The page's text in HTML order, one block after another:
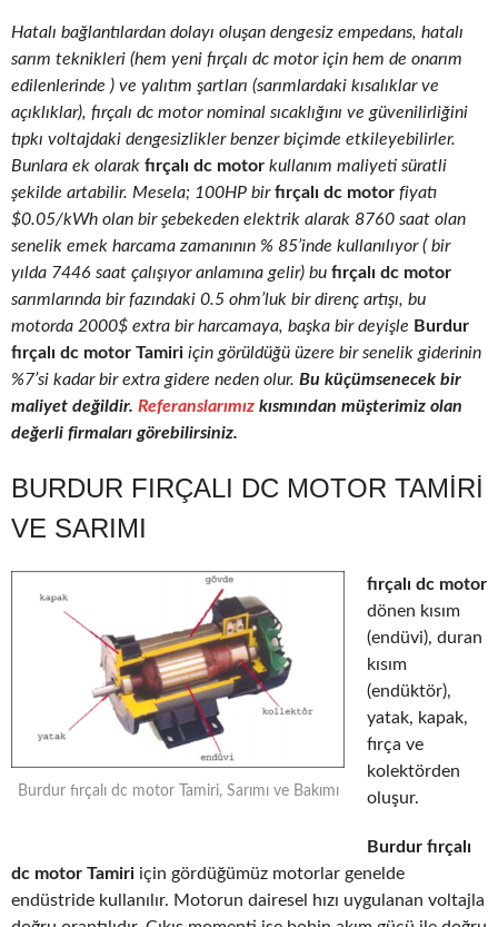
Hatalı bağlantılardan dolayı oluşan dengesiz empedans, hatalı
sarım teknikleri (hem yeni fırçalı dc motor için hem de onarım
edilenlerinde ) ve yalıtım şartları (sarımlardaki kısalıklar ve
açıklıklar), fırçalı dc motor nominal sıcaklığını ve güvenilirliğini
tıpkı voltajdaki dengesizlikler benzer biçimde etkileyebilirler.
Bunlara ek olarak fırçalı dc motor kullanım maliyeti süratli
şekilde artabilir. Mesela; 100HP birfırçalı dc motor fiyatı
$0.05/kWh olan bir şebekeden elektrik alarak 8760 saat olan
senelik emek harcama zamanının % 85’inde kullanılıyor ( bir
yılda 7446 saat çalışıyor anlamına gelir) bu fırçalı dc motor
sarımlarında bir fazındaki 0.5 ohm’luk bir direnç artışı, bu
motorda 2000$ extra bir harcamaya, başka bir deyişle Burdur
fırçalı dc motor Tamiri için görüldüğü üzere bir senelik giderinin
%7’si kadar bir extra gidere neden olur. Bu küçümsenecek bir
maliyet değildir. Referanslarımız kısmından müşterimiz olan
değerli firmaları görebilirsiniz.
BURDUR FIRÇALI DC MOTOR TAMIRI
VE SARIMI
Burdur fırçalı dc motor Tamiri, Sarımı ve Bakımı
fırçalı dc motor
dönen kısım
(endüvi), duran
kısım
(endüktör),
yatak, kapak,
fırça ve
kolektörden
oluşur.
Burdur fırçalı
dc motor Tamiri için gördüğümüz motorlar genelde
endüstride kullanılır. Motorun dairesel hızı uygulanan voltajla